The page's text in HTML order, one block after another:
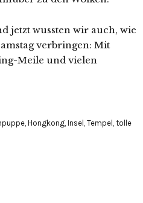
jetzt wussten wir auch, wie
verbringen: Mit
Meile und vielen
, Hongkong, Insel , Tempel , tolle